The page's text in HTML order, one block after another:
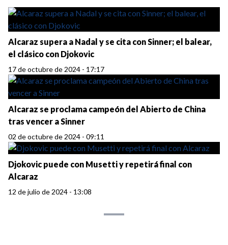
Alcaraz supera a Nadal y se cita con Sinner; el balear,
el clásico con Djokovic
17 de octubre de 2024 - 17:17
Alcaraz se proclama campeón del Abierto de China
tras vencer a Sinner
02 de octubre de 2024 - 09:11
Djokovic puede con Musetti y repetirá final con
Alcaraz
12 de julio de 2024 - 13:08